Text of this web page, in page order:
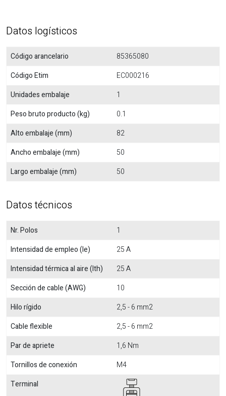
Datos logísticos
Código arancelario
85365080
Código Etim
EC000216
Unidades embalaje
1
Peso bruto producto (kg)
0.1
Alto embalaje (mm)
82
Ancho embalaje (mm)
50
Largo embalaje (mm)
50
Datos técnicos
Nr. Polos
1
Intensidad de empleo (Ie)
25 A
Intensidad térmica al aire (Ith)
25 A
Sección de cable (AWG)
10
Hilo rígido
2,5 - 6 mm2
Cable flexible
2,5 - 6 mm2
Par de apriete
1,6 Nm
Tornillos de conexión
M4
Terminal